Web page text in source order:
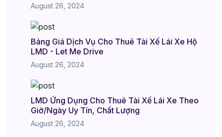
August 26, 2024
Bảng Giá Dịch Vụ Cho Thuê Tài Xế Lái Xe Hộ
LMD - Let Me Drive
August 26, 2024
LMD Ứng Dụng Cho Thuê Tài Xế Lái Xe Theo
Giờ/Ngày Uy Tín, Chất Lượng
August 26, 2024